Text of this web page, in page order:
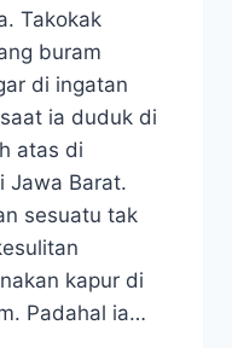
Takokak
buram
di ingatan
ia duduk di
atas di
Jawa Barat.
sesuatu tak
kapur di
Padahal ia…